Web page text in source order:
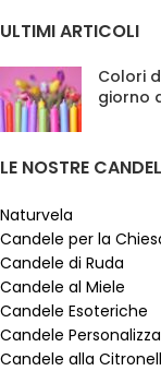
ULTIMI ARTICOLI
Colori
giorno
LE NOSTRE
Naturvela
Candele per la
Candele di Ruda
Candele al Miele
Candele Esoteriche
Candele
Candele alla